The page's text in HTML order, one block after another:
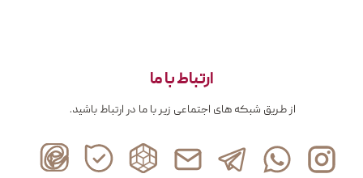
ارتباط با ما
از طریق شبکه های اجتماعی زیر با ما در ارتباط باشید.